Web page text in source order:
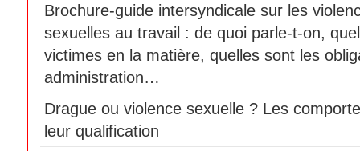
Brochure-guide intersyndicale sur les
sexuelles au travail : de quoi parle-t-on,
victimes en la matière, quelles sont les
administration…
Drague ou violence sexuelle ? Les
leur qualification